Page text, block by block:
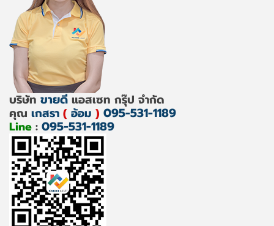
บริษัท ขายดี แอสเซท กรุ๊ป จำกัด
คุณ เกสรา ( อ้อม ) 095-531-1189
Line : 095-531-1189